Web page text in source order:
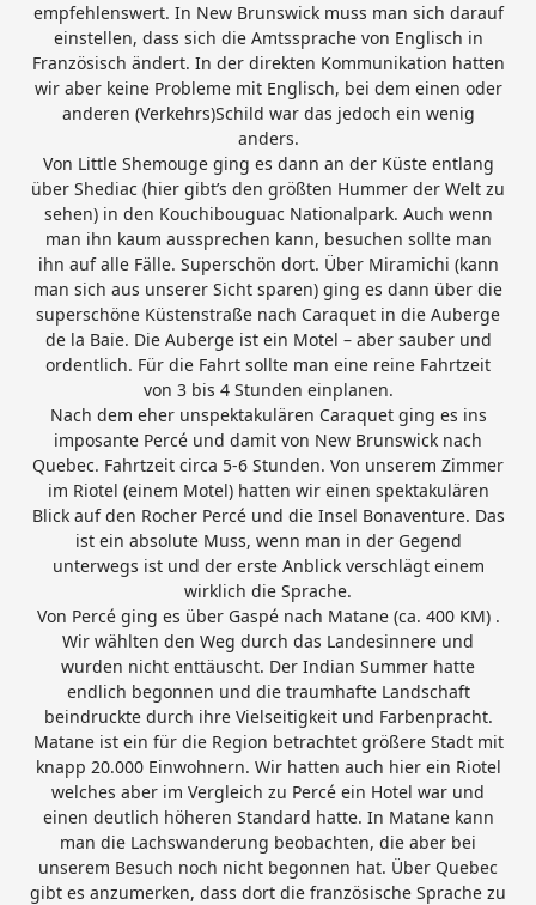
empfehlenswert. In New Brunswick muss man sich darauf
einstellen, dass sich die Amtssprache von Englisch in
Französisch ändert. In der direkten Kommunikation hatten
wir aber keine Probleme mit Englisch, bei dem einen oder
anderen (Verkehrs)Schild war das jedoch ein wenig
anders.
Von Little Shemouge ging es dann an der Küste entlang
über Shediac (hier gibt’s den größten Hummer der Welt zu
sehen) in den Kouchibouguac Nationalpark. Auch wenn
man ihn kaum aussprechen kann, besuchen sollte man
ihn auf alle Fälle. Superschön dort. Über Miramichi (kann
man sich aus unserer Sicht sparen) ging es dann über die
superschöne Küstenstraße nach Caraquet in die Auberge
de la Baie. Die Auberge ist ein Motel – aber sauber und
ordentlich. Für die Fahrt sollte man eine reine Fahrtzeit
von 3 bis 4 Stunden einplanen.
Nach dem eher unspektakulären Caraquet ging es ins
imposante Percé und damit von New Brunswick nach
Quebec. Fahrtzeit circa 5-6 Stunden. Von unserem Zimmer
im Riotel (einem Motel) hatten wir einen spektakulären
Blick auf den Rocher Percé und die Insel Bonaventure. Das
ist ein absolute Muss, wenn man in der Gegend
unterwegs ist und der erste Anblick verschlägt einem
wirklich die Sprache.
Von Percé ging es über Gaspé nach Matane (ca. 400 KM) .
Wir wählten den Weg durch das Landesinnere und
wurden nicht enttäuscht. Der Indian Summer hatte
endlich begonnen und die traumhafte Landschaft
beindruckte durch ihre Vielseitigkeit und Farbenpracht.
Matane ist ein für die Region betrachtet größere Stadt mit
knapp 20.000 Einwohnern. Wir hatten auch hier ein Riotel
welches aber im Vergleich zu Percé ein Hotel war und
einen deutlich höheren Standard hatte. In Matane kann
man die Lachswanderung beobachten, die aber bei
unserem Besuch noch nicht begonnen hat. Über Quebec
gibt es anzumerken, dass dort die französische Sprache zu